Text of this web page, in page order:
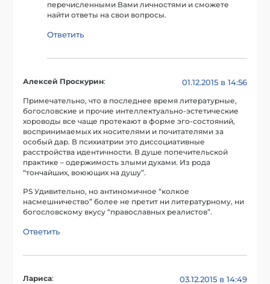
перечисленными Вами личностями и сможете
найти ответы на свои вопросы.
Ответить
Алексей Проскурин: 01.12.2015 в 14:56
Примечательно, что в последнее время литературные,
богословские и прочие интеллектуально-эстетические
хороводы все чаще протекают в форме эго-состояний,
воспринимаемых их носителями и почитателями за
особый дар. В психиатрии это диссоциативные
расстройства идентичности. В душе попечительской
практике – одержимость злыми духами. Из рода
“тончайших, воюющих на душу”.
PS Удивительно, но антиномичное “колкое
насмешничество” более не претит ни литературному, ни
богословскому вкусу “православных реалистов”.
Ответить
Лариса: 03.12.2015 в 14:49